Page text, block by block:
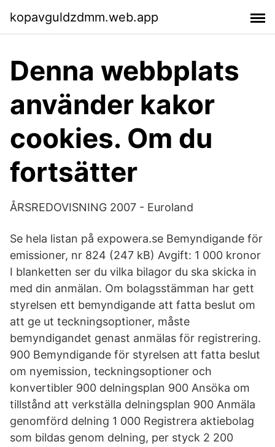
kopavguldzdmm.web.app
Denna webbplats
använder kakor
cookies. Om du
fortsätter
ÅRSREDOVISNING 2007 - Euroland
Se hela listan på expowera.se Bemyndigande för
emissioner, nr 824 (247 kB) Avgift: 1 000 kronor
I blanketten ser du vilka bilagor du ska skicka in
med din anmälan. Om bolagsstämman har gett
styrelsen ett bemyndigande att fatta beslut om
att ge ut teckningsoptioner, måste
bemyndigandet genast anmälas för registrering.
900 Bemyndigande för styrelsen att fatta beslut
om nyemission, teckningsoptioner och
konvertibler 900 delningsplan 900 Ansöka om
tillstånd att verkställa delningsplan 900 Anmäla
genomförd delning 1 000 Registrera aktiebolag
som bildas genom delning, per styck 2 200